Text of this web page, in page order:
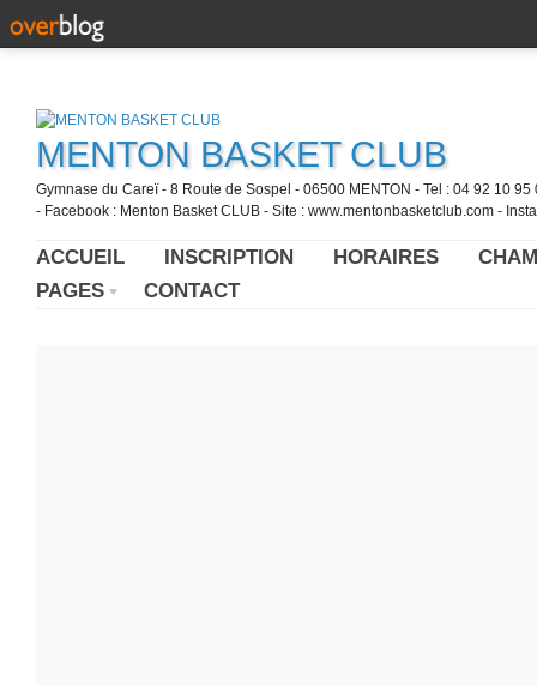
MENTON BASKET CLUB
Gymnase du Careï - 8 Route de Sospel - 06500 MENTON - Tel : 04 92 10
- Facebook : Menton Basket CLUB - Site : www.mentonbasketclub.com -
ACCUEIL INSCRIPTION HORAIRES
PAGES
CONTACT